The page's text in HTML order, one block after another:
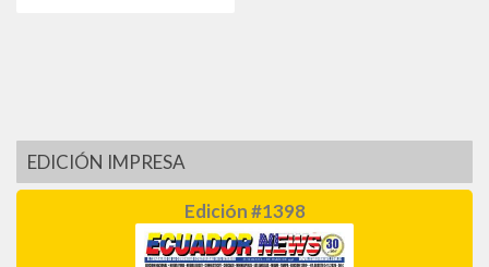
EDICIÓN IMPRESA
Edición #1398